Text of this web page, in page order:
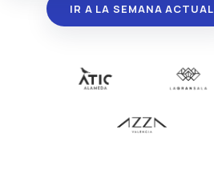
IR A LA SEMANA ACTUAL